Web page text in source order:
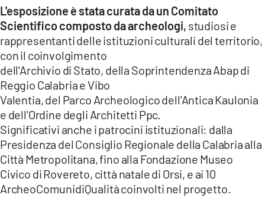
L'esposizione è stata curata da un Comitato
Scientifico composto da archeologi, studiosi e
rappresentanti delle istituzioni culturali del territorio,
con il coinvolgimento
dell'Archivio di Stato, della Soprintendenza Abap di
Reggio Calabria e Vibo
Valentia, del Parco Archeologico dell'Antica Kaulonia
e dell'Ordine degli Architetti Ppc.
Significativi anche i patrocini istituzionali: dalla
Presidenza del Consiglio Regionale della Calabria alla
Città Metropolitana, fino alla Fondazione Museo
Civico di Rovereto, città natale di Orsi, e ai 10
ArcheoComunidiQualità coinvolti nel progetto.